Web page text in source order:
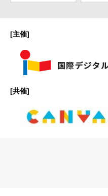
[主催]
[共催]